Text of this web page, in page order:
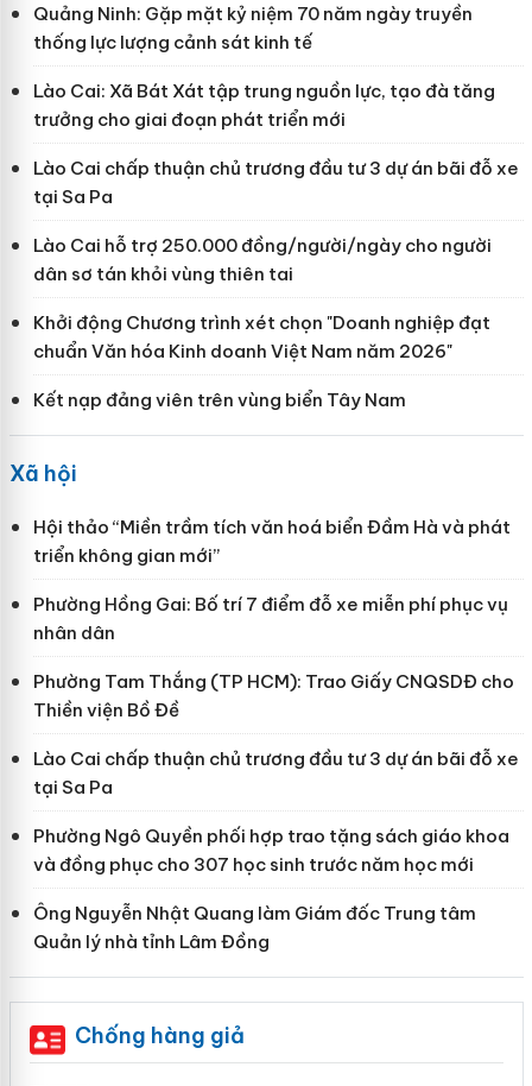
Quảng Ninh: Gặp mặt kỷ niệm 70 năm ngày truyền
thống lực lượng cảnh sát kinh tế
Lào Cai: Xã Bát Xát tập trung nguồn lực, tạo đà tăng
trưởng cho giai đoạn phát triển mới
Lào Cai chấp thuận chủ trương đầu tư 3 dự án bãi đỗ xe
tại Sa Pa
Lào Cai hỗ trợ 250.000 đồng/người/ngày cho người
dân sơ tán khỏi vùng thiên tai
Khởi động Chương trình xét chọn "Doanh nghiệp đạt
chuẩn Văn hóa Kinh doanh Việt Nam năm 2026"
Kết nạp đảng viên trên vùng biển Tây Nam
Xã hội
Hội thảo “Miền trầm tích văn hoá biển Đầm Hà và phát
triển không gian mới”
Phường Hồng Gai: Bố trí 7 điểm đỗ xe miễn phí phục vụ
nhân dân
Phường Tam Thắng (TP HCM): Trao Giấy CNQSDĐ cho
Thiền viện Bồ Đề
Lào Cai chấp thuận chủ trương đầu tư 3 dự án bãi đỗ xe
tại Sa Pa
Phường Ngô Quyền phối hợp trao tặng sách giáo khoa
và đồng phục cho 307 học sinh trước năm học mới
Ông Nguyễn Nhật Quang làm Giám đốc Trung tâm
Quản lý nhà tỉnh Lâm Đồng
Chống hàng giả